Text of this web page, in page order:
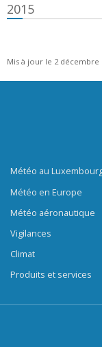
2015
Mis à jour le 2 décembre
Météo au
Météo en Europe
Météo aéronautique
Vigilances
Climat
Produits et services